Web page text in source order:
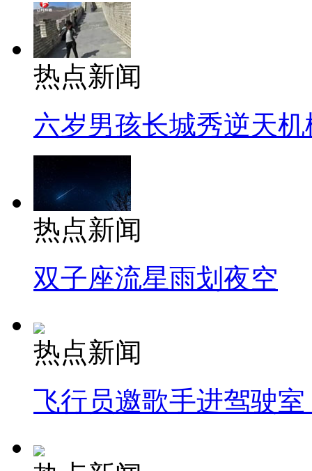
热点新闻
六岁男孩长城秀逆天机
热点新闻
双子座流星雨划夜空
热点新闻
飞行员邀歌手进驾驶